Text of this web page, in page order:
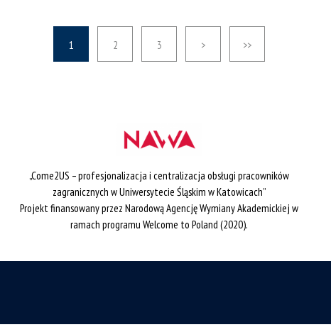
1 2 3 > >>
„Come2US – profesjonalizacja i centralizacja obsługi pracowników
zagranicznych w Uniwersytecie Śląskim w Katowicach”
Projekt finansowany przez Narodową Agencję Wymiany Akademickiej w
ramach programu Welcome to Poland (2020).